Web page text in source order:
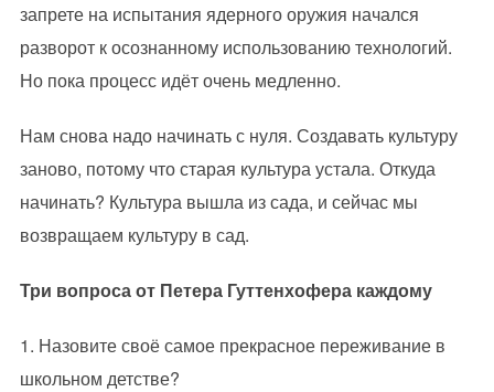
запрете на испытания ядерного оружия начался
разворот к осознанному использованию технологий.
Но пока процесс идёт очень медленно.
Нам снова надо начинать с нуля. Создавать культуру
заново, потому что старая культура устала. Откуда
начинать? Культура вышла из сада, и сейчас мы
возвращаем культуру в сад.
Три вопроса от Петера Гуттенхофера каждому
1. Назовите своё самое прекрасное переживание в
школьном детстве?